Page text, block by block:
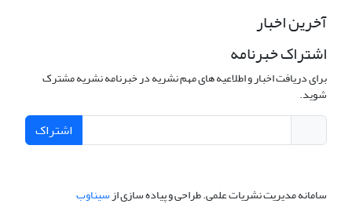
آخرین اخبار
اشتراک خبرنامه
برای دریافت اخبار و اطلاعیه های مهم نشریه در خبرنامه نشریه مشترک
شوید.
اشتراک
سامانه مدیریت نشریات علمی.طراحی و پیاده سازی ازسیناوب